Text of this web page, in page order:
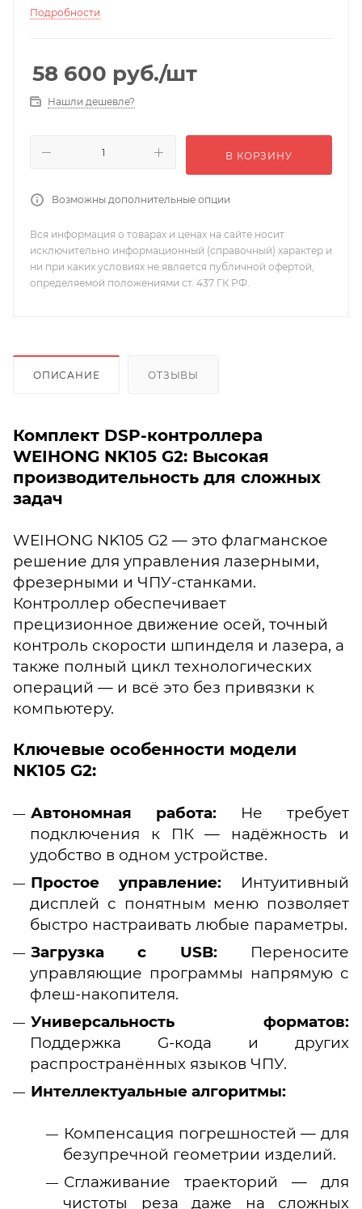
Подробности
58 600 руб./шт
Нашли дешевле?
В КОРЗИНУ
Возможны дополнительные опции
Вся информация о товарах и ценах на сайте носит
исключительно информационный (справочный) характер и
ни при каких условиях не является публичной офертой,
определяемой положениями ст. 437 ГК РФ.
ОПИСАНИЕ ОТЗЫВЫ
Комплект DSP-контроллера
WEIHONG NK105 G2: Высокая
производительность для сложных
задач
WEIHONG NK105 G2 — это флагманское
решение для управления лазерными,
фрезерными и ЧПУ-станками.
Контроллер обеспечивает
прецизионное движение осей, точный
контроль скорости шпинделя и лазера, а
также полный цикл технологических
операций — и всё это без привязки к
компьютеру.
Ключевые особенности модели
NK105 G2:
Автономная работа: Не требует
подключения к ПК — надёжность и
удобство в одном устройстве.
Простое управление: Интуитивный
дисплей с понятным меню позволяет
быстро настраивать любые параметры.
Загрузка с USB:Переносите
управляющие программы напрямую с
флеш-накопителя.
Универсальность форматов:
Поддержка G-кода и других
распространённых языков ЧПУ.
Интеллектуальные алгоритмы:
Компенсация погрешностей — для
безупречной геометрии изделий.
Сглаживание траекторий — для
чистоты реза даже на сложных